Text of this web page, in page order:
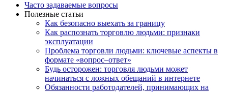
Часто задаваемые вопросы
Полезные статьи
Как безопасно выехать за границу
Как распознать торговлю людьми: признаки
эксплуатации
Проблема торговли людьми: ключевые аспекты в
формате «вопрос–ответ»
Будь осторожен: торговля людьми может
начинаться с ложных обещаний в интернете
Обязанности работодателей, принимающих на